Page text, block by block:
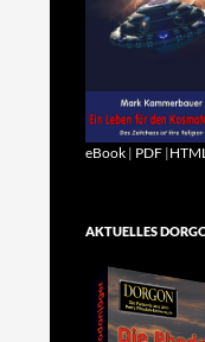
eBook | PDF |HTML
AKTUELLES